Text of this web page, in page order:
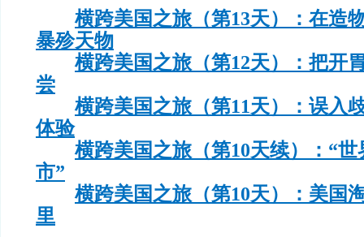
横跨美国之旅（第13天）：在造
暴殄天物
横跨美国之旅（第12天）：把开
尝
横跨美国之旅（第11天）：误入
体验
横跨美国之旅（第10天续）：“
市”
横跨美国之旅（第10天）：美国
里